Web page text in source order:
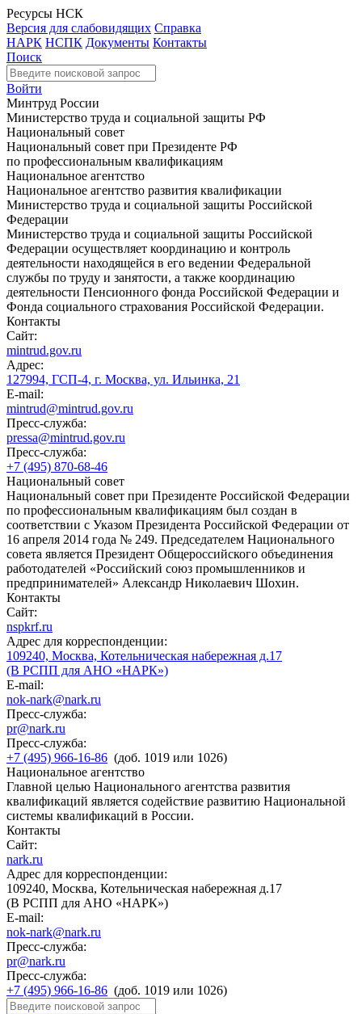
Ресурсы НСК
Версия для слабовидящих Справка
НАРК НСПК Документы Контакты
Поиск
Войти
Минтруд России
Министерство труда и социальной защиты РФ
Национальный совет
Национальный совет при Президенте РФ
по профессиональным квалификациям
Национальное агентство
Национальное агентство развития квалификации
Министерство труда и социальной защиты Российской
Федерации
Министерство труда и социальной защиты Российской
Федерации осуществляет координацию и контроль
деятельности находящейся в его ведении Федеральной
службы по труду и занятости, а также координацию
деятельности Пенсионного фонда Российской Федерации и
Фонда социального страхования Российской Федерации.
Контакты
Сайт:
mintrud.gov.ru
Адрес:
127994, ГСП-4, г. Москва, ул. Ильинка, 21
E-mail:
mintrud@mintrud.gov.ru
Пресс-служба:
pressa@mintrud.gov.ru
Пресс-служба:
+7 (495) 870-68-46
Национальный совет
Национальный совет при Президенте Российской Федерации
по профессиональным квалификациям был создан в
соответствии с Указом Президента Российской Федерации от
16 апреля 2014 года № 249. Председателем Национального
совета является Президент Общероссийского объединения
работодателей «Российский союз промышленников и
предпринимателей» Александр Николаевич Шохин.
Контакты
Сайт:
nspkrf.ru
Адрес для корреспонденции:
109240, Москва, Котельническая набережная д.17
(В РСПП для АНО «НАРК»)
E-mail:
nok-nark@nark.ru
Пресс-служба:
pr@nark.ru
Пресс-служба:
+7 (495) 966-16-86 (доб. 1019 или 1026)
Национальное агентство
Главной целью Национального агентства развития
квалификаций является содействие развитию Национальной
системы квалификаций в России.
Контакты
Сайт:
nark.ru
Адрес для корреспонденции:
109240, Москва, Котельническая набережная д.17
(В РСПП для АНО «НАРК»)
E-mail:
nok-nark@nark.ru
Пресс-служба:
pr@nark.ru
Пресс-служба:
+7 (495) 966-16-86 (доб. 1019 или 1026)